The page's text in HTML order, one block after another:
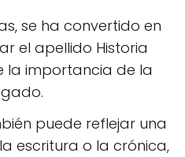
se ha convertido en
el apellido Historia
la importancia de la
puede reflejar una
escritura o la crónica,